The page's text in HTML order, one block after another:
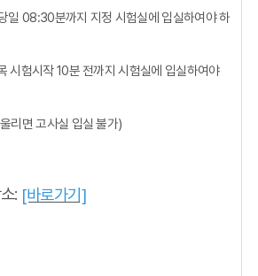
일 08:30분까지 지정 시험실에 입실하여야 하
시험시작 10분 전까지 시험실에 입실하여야
리면 고사실 입실 불가)
: [바로가기]